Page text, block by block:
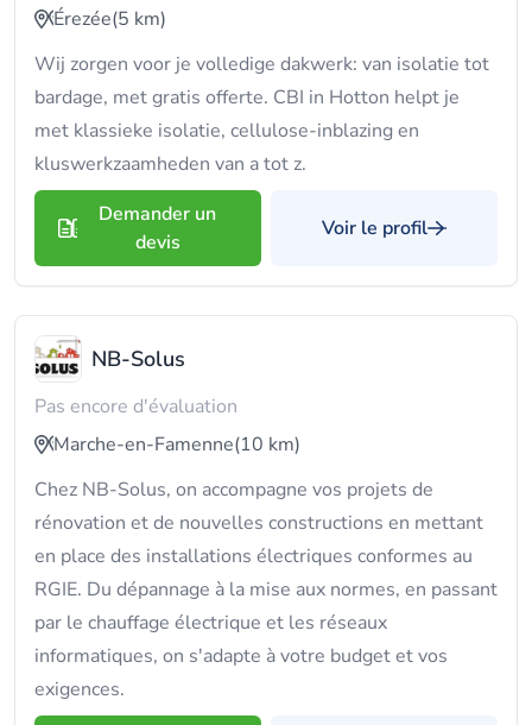
Érezée(5 km)
Wij zorgen voor je volledige dakwerk: van isolatie tot
bardage, met gratis offerte. CBI in Hotton helpt je
met klassieke isolatie, cellulose-inblazing en
kluswerkzaamheden van a tot z.
Demander un
devis
Voir le profil
NB-Solus
Pas encore d'évaluation
Marche-en-Famenne(10 km)
Chez NB-Solus, on accompagne vos projets de
rénovation et de nouvelles constructions en mettant
en place des installations électriques conformes au
RGIE. Du dépannage à la mise aux normes, en passant
par le chauffage électrique et les réseaux
informatiques, on s'adapte à votre budget et vos
exigences.